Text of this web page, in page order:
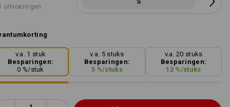
uitvoeringen
v.a. 1 stuk
Besparingen:
0 %/stuk
v.a. 5 stuks
Besparingen:
5 %/stuks
v.a. 20 stuks
Besparingen:
12 %/stuks